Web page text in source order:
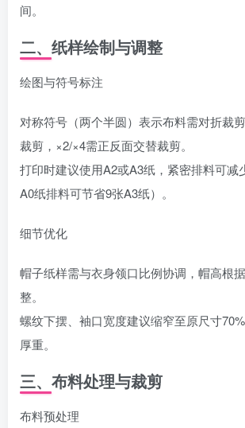
间。
二、纸样绘制与调整
绘图与符号标注‌
对称符号（两个半圆）表示布料需对折裁
裁剪，×2/×4需正反面交替裁剪。
打印时建议使用A2或A3纸，紧密排料可减
A0纸排料可节省9张A3纸）。
细节优化‌
帽子纸样需与衣身领口比例协调，帽高根
整。
螺纹下摆、袖口宽度建议缩窄至原尺寸
厚重。
三、布料处理与裁剪
布料预处理‌